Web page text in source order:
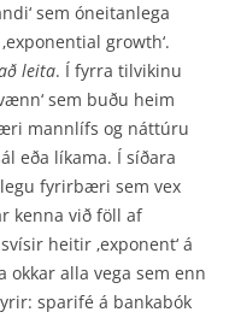
sem óneitanlega
growth‘.
leita. Í fyrra tilvikinu
sem buðu heim
mannlífs og nátt­úru
eða líkama. Í síðara
fyrirbæri sem vex
kenna við föll af
heitir ‚exponent‘ á
alla vega sem enn
sparifé á bankabók